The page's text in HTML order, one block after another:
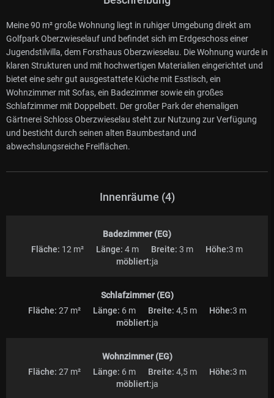
Meine 90 m² große Wohnung liegt in ruhiger Umgebung direkt am
Golfpark Oberzwieselauf und befindet sich im Erdgeschoss einer
Jugendstilvilla, dem Forsthaus Oberzwieselau. Die Wohnung wurde in
klaren Strukturen und mit hochwertigen Materialien eingerichtet und
bietet eine sehr gut ausgestattete Küche mit Esstisch, ein
Wohnzimmer mit Sofas, ein Badezimmer sowie ein großes
Schlafzimmer mit Doppelbett. Der großer Park der ehemaligen
Gärtnerei Schloss Oberzwieselau steht zur Nutzung zur Verfügung
und besticht durch seinen alten Baumbestand und
abwechslungsreiche Freiflächen.
Innenräume (4)
Badezimmer (EG)
Fläche: 12 m² Länge: 4 m Breite: 3 m Höhe:3 m
möbliert:ja
Schlafzimmer (EG)
Fläche: 27 m² Länge: 6 m Breite: 4,5 m Höhe:3 m
möbliert:ja
Wohnzimmer (EG)
Fläche: 27 m² Länge: 6 m Breite: 4,5 m Höhe:3 m
möbliert:ja